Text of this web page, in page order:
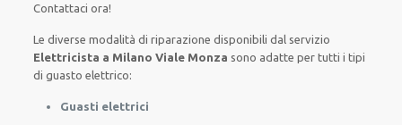
Contattaci ora!
Lediverse modalità diriparazione disponibili dal servizio
Elettricista a Milano Viale Monza sono adatte pertutti i tipi
di guasto elettrico:
Guasti elettrici